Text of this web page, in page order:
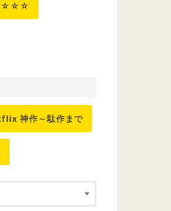
神作～駄作まで